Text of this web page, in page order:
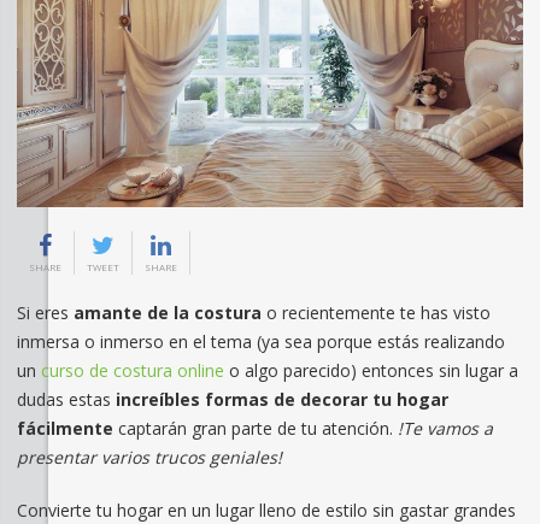
SHARE TWEET SHARE
Si eres amante de la costura o recientemente te has visto
inmersa o inmerso en el tema (ya sea porque estás realizando
un curso de costura online o algo parecido) entonces sin lugar a
dudas estas increíbles formas de decorar tu hogar
fácilmente captarán gran parte de tu atención. !Te vamos a
presentar varios trucos geniales!
Convierte tu hogar en un lugar lleno de estilo sin gastar grandes